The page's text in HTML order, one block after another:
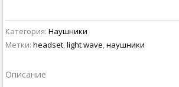
Категория: Наушники
Метки: headset,light wave,наушники
Описание